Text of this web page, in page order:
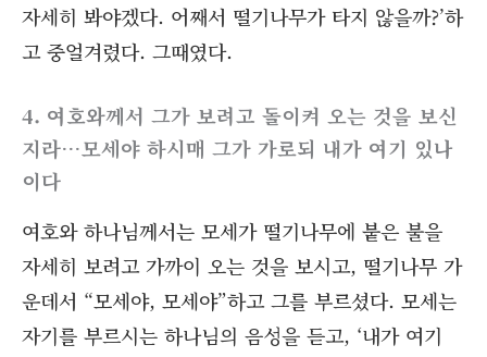
자세히 봐야겠다. 어째서 떨기나무가 타지 않을까?’하
고 중얼겨렸다. 그때였다.
4. 여호와께서 그가 보려고 돌이켜 오는 것을 보신
지라…모세야 하시매 그가 가로되 내가 여기 있나
이다
여호와 하나님께서는 모세가 떨기나무에 붙은 불을
자세히 보려고 가까이 오는 것을 보시고, 떨기나무 가
운데서 “모세야, 모세야”하고 그를 부르셨다. 모세는
자기를 부르시는 하나님의 음성을 듣고, ‘내가 여기